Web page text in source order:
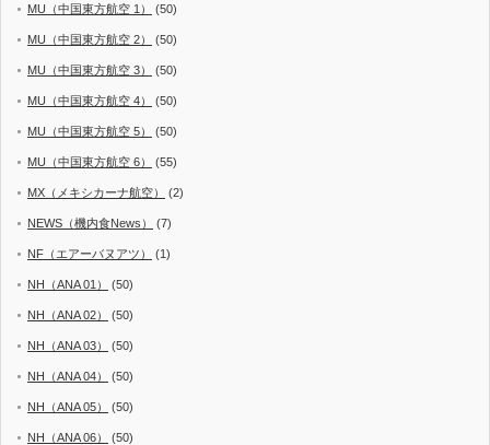
MU（中国東方航空 1） (50)
MU（中国東方航空 2） (50)
MU（中国東方航空 3） (50)
MU（中国東方航空 4） (50)
MU（中国東方航空 5） (50)
MU（中国東方航空 6） (55)
MX（メキシカーナ航空） (2)
NEWS（機内食News） (7)
NF（エアーバヌアツ） (1)
NH（ANA 01） (50)
NH（ANA 02） (50)
NH（ANA 03） (50)
NH（ANA 04） (50)
NH（ANA 05） (50)
NH（ANA 06） (50)